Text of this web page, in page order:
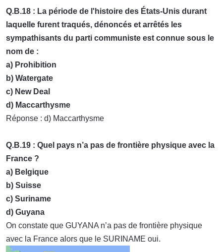
Q.B.18 : La période de l'histoire des États-Unis durant
laquelle furent traqués, dénoncés et arrêtés les
sympathisants du parti communiste est connue sous le
nom de :
a) Prohibition
b) Watergate
c) New Deal
d) Maccarthysme
Réponse : d) Maccarthysme
Q.B.19 : Quel pays n’a pas de frontière physique avec la
France ?
a) Belgique
b) Suisse
c) Suriname
d) Guyana
On constate que GUYANA n’a pas de frontière physique
avec la France alors que le SURINAME oui.